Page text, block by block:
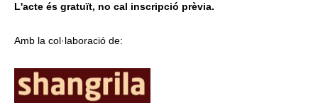
L'acte és gratuït, no cal inscripció prèvia.
Amb la col·laboració de: